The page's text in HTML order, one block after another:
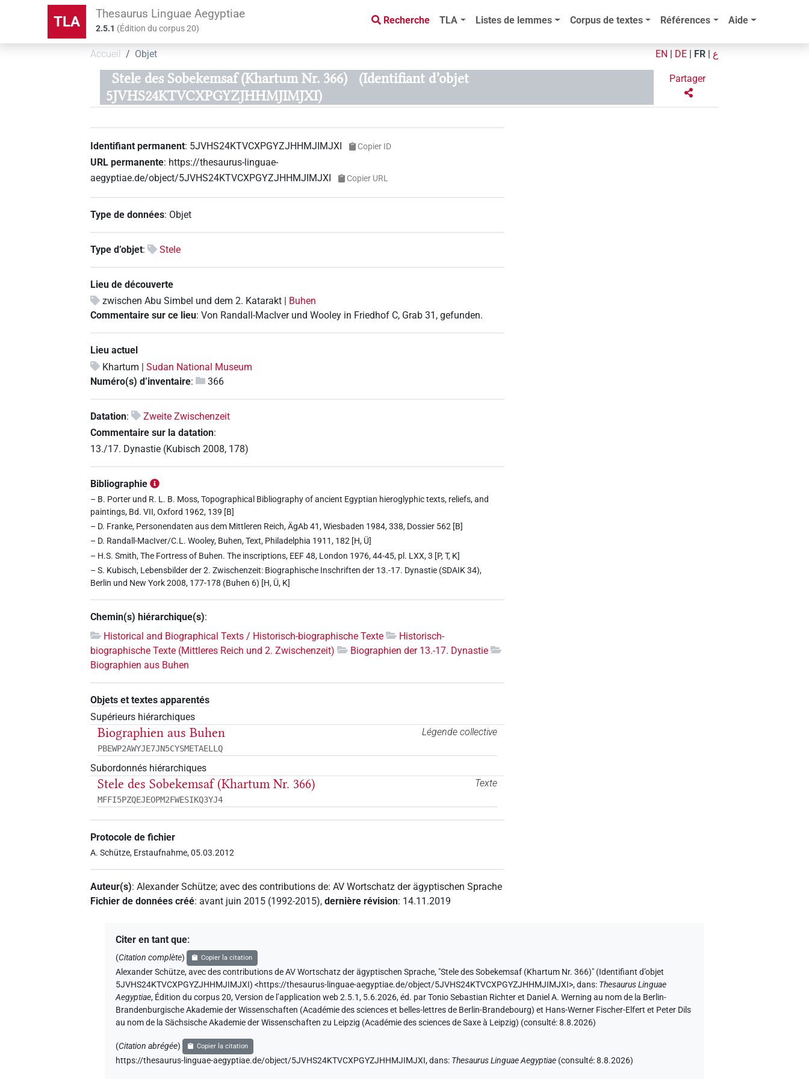
TLA Thesaurus Linguae Aegyptiae
2.5.1 (Édition du corpus20)
Recherche TLA Listes de lemmes Corpus de textes Références Aide
Accueil Objet EN DE FR ع
Stele des Sobekemsaf (Khartum Nr. 366)
(Identifiant d’objet
5JVHS24KTVCXPGYZJHHMJIMJXI)
Partager
Identifiant permanent: 5JVHS24KTVCXPGYZJHHMJIMJXI Copier ID
URL permanente: https://thesaurus-linguae-
aegyptiae.de/object/5JVHS24KTVCXPGYZJHHMJIMJXI
Copier URL
Type de données: Objet
Type d’objet: Stele
Lieu de découverte
zwischen Abu Simbel und dem 2. Katarakt | Buhen
Commentaire sur ce lieu:Von Randall-MacIver und Wooley in Friedhof C, Grab 31, gefunden.
Lieu actuel
Khartum |Sudan National Museum
Numéro(s) d’inventaire: 366
Datation:
Zweite Zwischenzeit
Commentaire sur la datation:
13./17. Dynastie (Kubisch 2008, 178)
Bibliographie
– B. Porter und R. L. B. Moss, Topographical Bibliography of ancient Egyptian hieroglyphic texts, reliefs, and
paintings, Bd. VII, Oxford 1962, 139 [B]
– D. Franke, Personendaten aus dem Mittleren Reich, ÄgAb 41, Wiesbaden 1984, 338, Dossier 562 [B]
– D. Randall-MacIver/C.L. Wooley, Buhen, Text, Philadelphia 1911, 182 [H, Ü]
– H.S. Smith, The Fortress of Buhen. The inscriptions, EEF 48, London 1976, 44-45, pl. LXX, 3 [P, T, K]
– S. Kubisch, Lebensbilder der 2. Zwischenzeit: Biographische Inschriften der 13.-17. Dynastie (SDAIK 34),
Berlin und New York 2008, 177-178 (Buhen 6) [H, Ü, K]
Chemin(s) hiérarchique(s):
Historical and Biographical Texts / Historisch-biographische Texte
Historisch-
biographische Texte (Mittleres Reich und 2. Zwischenzeit)
Biographien der 13.-17. Dynastie
Biographien aus Buhen
Objets et textes apparentés
Supérieurs hiérarchiques
Légende collective
Biographien aus Buhen
PBEWP2AWYJE7JN5CYSMETAELLQ
Subordonnés hiérarchiques
Texte
Stele des Sobekemsaf (Khartum Nr. 366)
MFFI5PZQEJEOPM2FWESIKQ3YJ4
Protocole de fichier
A. Schütze, Erstaufnahme, 05.03.2012
Auteur(s):Alexander Schütze;avec des contributions de:AV Wortschatz der ägyptischen Sprache
Fichier de données créé:avant juin 2015 (1992-2015),dernière révision: 14.11.2019
Citer en tant que:
(Citation complète) Copier la citation
Alexander Schütze,avec des contributions de AV Wortschatz der ägyptischen Sprache, "Stele des Sobekemsaf (Khartum Nr. 366)" (Identifiant d’objet
5JVHS24KTVCXPGYZJHHMJIMJXI)<https://thesaurus-linguae-aegyptiae.de/object/5JVHS24KTVCXPGYZJHHMJIMJXI>,dans: Thesaurus Linguae
Aegyptiae, Édition du corpus 20, Version de l’application web 2.5.1, 5.6.2026, éd. par Tonio Sebastian Richter et Daniel A. Werning au nom de la Berlin-
Brandenburgische Akademie der Wissenschaften (Académie des sciences et belles-lettres de Berlin-Brandebourg) et Hans-Werner Fischer-Elfert et Peter Dils
au nom de la Sächsische Akademie der Wissenschaften zu Leipzig (Académie des sciences de Saxe à Leipzig) (consulté:8.8.2026)
(Citation abrégée) Copier la citation
https://thesaurus-linguae-aegyptiae.de/object/5JVHS24KTVCXPGYZJHHMJIMJXI,dans: Thesaurus Linguae Aegyptiae (consulté:8.8.2026)